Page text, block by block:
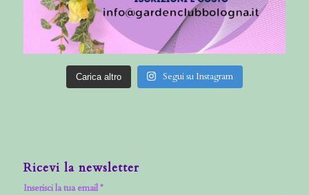
Carica altro Segui su Instagram
Ricevi la newsletter
Inserisci la tua email *